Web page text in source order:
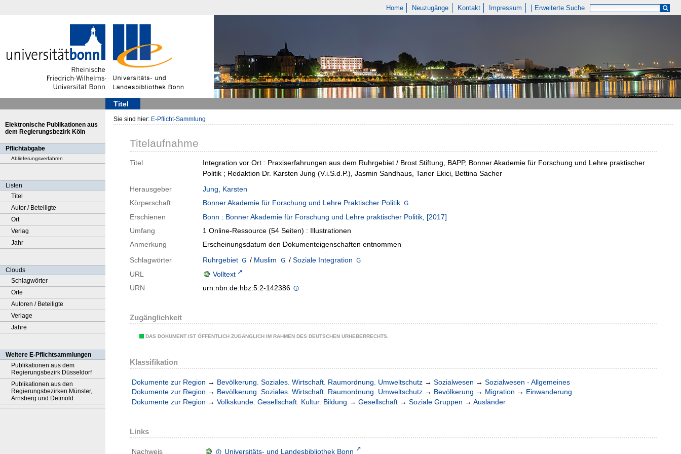
Home Neuzugänge Kontakt Impressum Erweiterte Suche
Titel
Elektronische Publikationen aus
dem Regierungsbezirk Köln
Pflichtabgabe
Ablieferungsverfahren
Listen
Titel
Autor / Beteiligte
Ort
Verlag
Jahr
Clouds
Schlagwörter
Orte
Autoren / Beteiligte
Verlage
Jahre
Weitere E-Pflichtsammlungen
Publikationen aus dem
Regierungsbezirk Düsseldorf
Publikationen aus den
Regierungsbezirken Münster,
Arnsberg und Detmold
Sie sind hier: E-Pflicht-Sammlung
Titelaufnahme
Titel
Integration vor Ort : Praxiserfahrungen aus dem Ruhrgebiet / Brost Stiftung, BAPP, Bonner Akademie für Forschung und Lehre praktischer
Politik ; Redaktion Dr. Karsten Jung (V.i.S.d.P.), Jasmin Sandhaus, Taner Ekici, Bettina Sacher
Herausgeber
Jung, Karsten
Körperschaft
Bonner Akademie für Forschung und Lehre Praktischer Politik
Erschienen
Bonn : Bonner Akademie für Forschung und Lehre praktischer Politik, [2017]
Umfang
1 Online-Ressource (54 Seiten) : Illustrationen
Anmerkung
Erscheinungsdatum den Dokumenteigenschaften entnommen
Schlagwörter
Ruhrgebiet / Muslim / Soziale Integration
URL
Volltext
URN
urn:nbn:de:hbz:5:2-142386
Zugänglichkeit
DAS DOKUMENT IST ÖFFENTLICH ZUGÄNGLICH IM RAHMEN DES DEUTSCHEN URHEBERRECHTS.
Klassifikation
Dokumente zur Region → Bevölkerung. Soziales. Wirtschaft. Raumordnung. Umweltschutz → Sozialwesen → Sozialwesen - Allgemeines
Dokumente zur Region → Bevölkerung. Soziales. Wirtschaft. Raumordnung. Umweltschutz → Bevölkerung → Migration → Einwanderung
Dokumente zur Region → Volkskunde. Gesellschaft. Kultur. Bildung → Gesellschaft → Soziale Gruppen → Ausländer
Links
Nachweis Universitäts- und Landesbibliothek Bonn